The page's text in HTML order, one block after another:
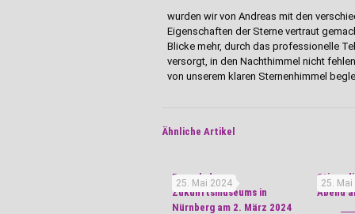
wurden wir von Andreas mit den
Eigenschaften der Sterne vertraut
Blicke mehr, durch das professionelle
versorgt, in den Nachthimmel nicht
von unserem klaren Sternenhimmel
Ähnliche Artikel
25. Mai 2024
Besuch des
Zukunftsmuseums in
Nürnberg am 2. März 2024
25.
Abend